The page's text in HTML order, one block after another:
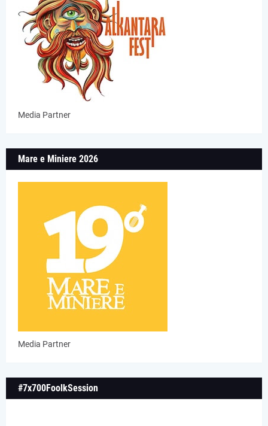
Media Partner
Mare e Miniere 2026
Media Partner
#7x700FoolkSession